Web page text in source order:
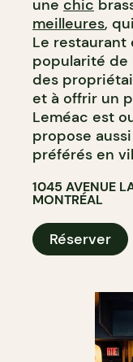
une chic
meilleures,
Le restaurant
popularité de
des
et à offrir un
Leméac est
propose
préférés en
1045 AVENUE
MONTRÉAL
Réserver